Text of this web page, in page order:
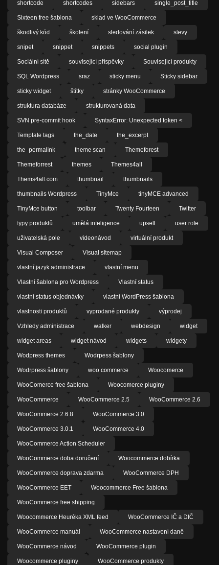
shortcode shortcodes sidebars single_post_title
Sixteen free šablona sklad ve WooCommerce
škodlivý kód školení sledování zásilek slevy
snipet snippet snippets social plugin
Sociální sítě související příspěvky Související produkty
SQL Wordpress sraz sticky menu Sticky sidebar
sticky widget štítky stránky WooCommerce
struktura databáze strukturovaná data
SVN pre-commit hook SyntaxError: Unexpected token <
Template tags the_date the_excerpt
the_permalink theme scan Themeforest
Themeforrest themes Themes4all
Thems4all.com thumbnail thumbnails
thumbnails Wordpress TinyMce tinyMCE advanced
TinyMce button toolbar Twenty Fourteen Twitter
typy produktů umělá inteligence upsell user role
uživatelská pole videonávod virtuální produkt
Visual Composer Visual sitemap
vlastní jazyk administrace vlastní menu
Vlastní šablona pro Wordpress Vlastní status
vlastní status objednávky vlastní WordPress šablona
vlastnosti produktů vyprodané produkty výprodej
Vzhledy administrace walker webdesign widget
widget areas widget návod widgets widgety
Wodpress themes Wodrpess šablony
Wodrpress šablony woo commerce Woocomerce
WooComerce free šablona Woocomerce pluginy
WooCommerce WooCommerce 2.5 WooCommerce 2.6
WooCommerce 2.6.8 WooCommerce 3.0
WooCommerce 3.0.1 WooCommerce 4.0
WooCommerce Action Scheduler
WooCommerce doba doručení Woocommerce dobírka
WooCommerce doprava zdarma WooCommerce DPH
WooCommerce EET Woocommerce Free šablona
WooCommerce free shipping
Woocommerce Heuréka XML feed WooCommerce IČ a DIČ
WooCommerce manuál WooCommerce nastavení daně
WooCommerce návod WooCommerce plugin
Woocommerce pluginy WooCommerce produkty